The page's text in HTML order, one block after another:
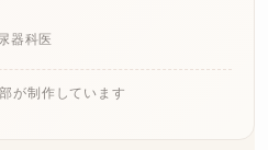
器科医
が制作しています